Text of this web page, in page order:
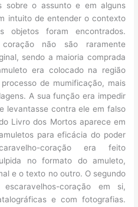
sobre o assunto e em alguns
intuito de entender o contexto
objetos foram encontrados.
não são raramente
sendo a maioria comprada
era colocado na região
de mumificação, mais
A sua função era impedir
levantasse contra ele em falso
Livro dos Mortos aparece em
para eficácia do poder
coração era feito
no formato do amuleto,
e o texto no outro. O segundo
coração em si,
e com fotografias.